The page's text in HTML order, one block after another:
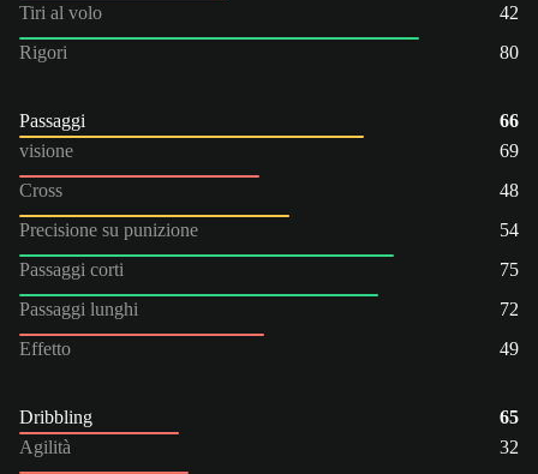
Tiri al volo
42
Rigori
80
Passaggi
66
visione
69
Cross
48
Precisione su punizione
54
Passaggi corti
75
Passaggi lunghi
72
Effetto
49
Dribbling
65
Agilità
32